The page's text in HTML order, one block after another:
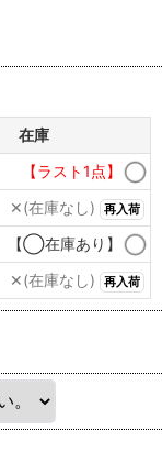
在庫
【ラスト1点】
✕(在庫なし) 再入荷
【◯在庫あり】
✕(在庫なし) 再入荷